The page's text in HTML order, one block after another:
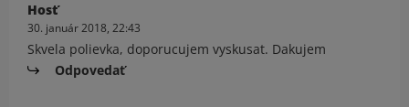
Hosť
30. január 2018, 22:43
Skvela polievka, doporucujem vyskusat. Dakujem
Odpovedať